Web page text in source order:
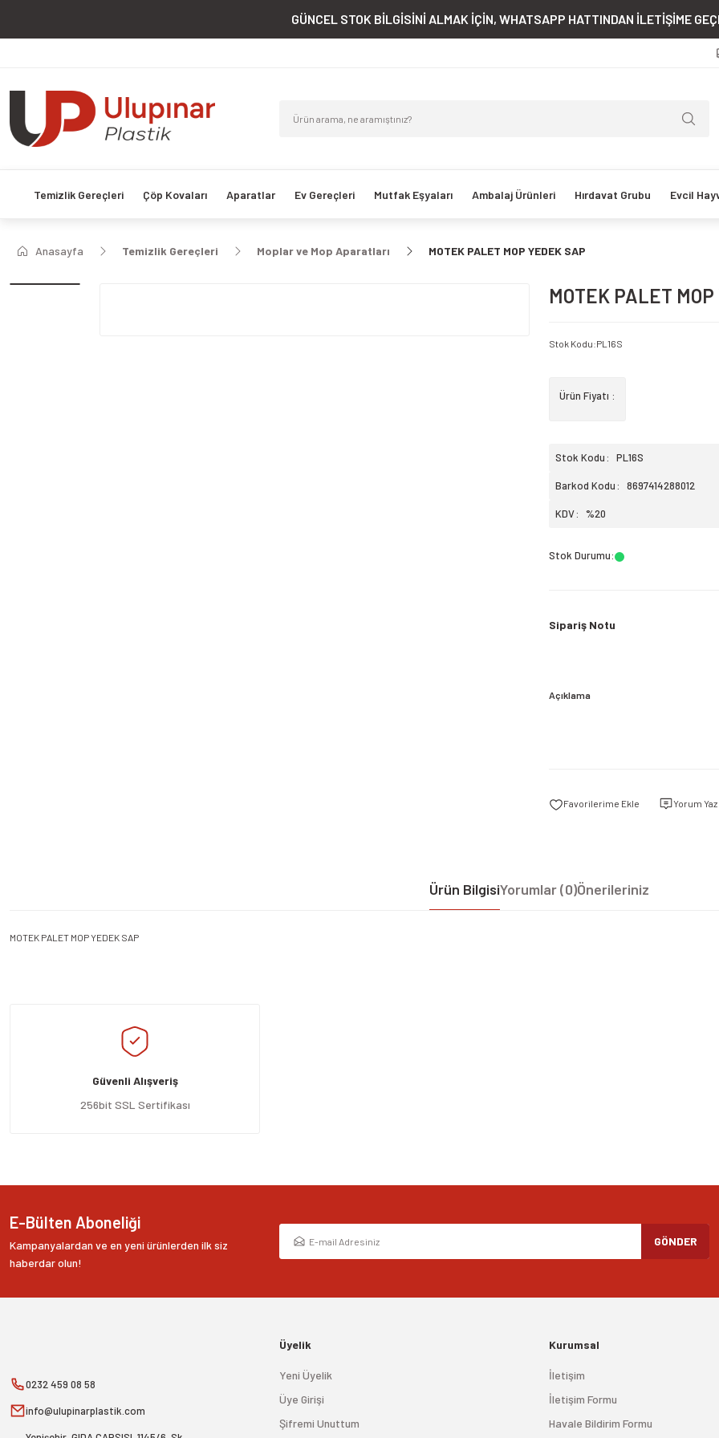
GÜNCEL STOK BİLGİSİNİ ALMAK İÇİN, WHATSAPP HATTINDAN İLETİŞİME
Temizlik Gereçleri Çöp Kovaları Aparatlar Ev Gereçleri Mutfak Eşyaları Ambalaj Ürünleri Hırdavat Grubu Evcil
Anasayfa Temizlik Gereçleri Moplar ve Mop Aparatları MOTEK PALET MOP YEDEK SAP
MOTEK PALET
Stok Kodu:PL16S
Ürün Fiyatı :
Stok Kodu PL16S
Barkod Kodu 8697414288012
KDV %20
Stok Durumu:
Sipariş Notu
Açıklama
Yorum Yaz
Ürün BilgisiYorumlar (0)Önerileriniz
MOTEK PALET MOP YEDEK SAP
Ürün resmi kalitesiz, bozuk veya görüntülenemiyor.
Ürün açıklamasında eksik bilgiler bulunuyor.
Ürün bilgilerinde hatalar bulunuyor.
Ürün fiyatı diğer sitelerden daha pahalı.
Güvenli Alışveriş
256bit SSL Sertifikası
E-Bülten Aboneliği
Kampanyalardan ve en yeni ürünlerden ilk siz
haberdar olun!
GÖNDER
0232 459 08 58
info@ulupinarplastik.com
Üyelik
Yeni Üyelik
Üye Girişi
Şifremi Unuttum
Kurumsal
İletişim
İletişim Formu
Havale Bildirim Formu